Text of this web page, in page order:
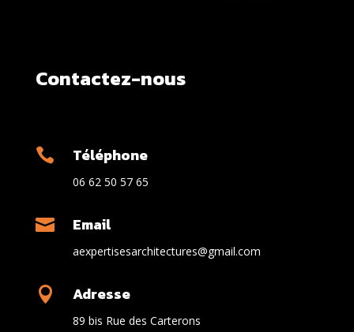
Contactez-nous
 Téléphone
06 62 50 57 65
 Email
aexpertisesarchitectures@gmail.com
 Adresse
89 bis Rue des Carterons